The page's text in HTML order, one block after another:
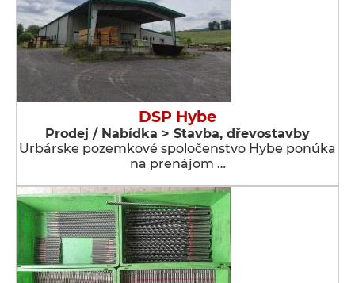
DSP Hybe
Prodej / Nabídka > Stavba, dřevostavby
Urbárske pozemkové spoločenstvo Hybe ponúka
na prenájom …